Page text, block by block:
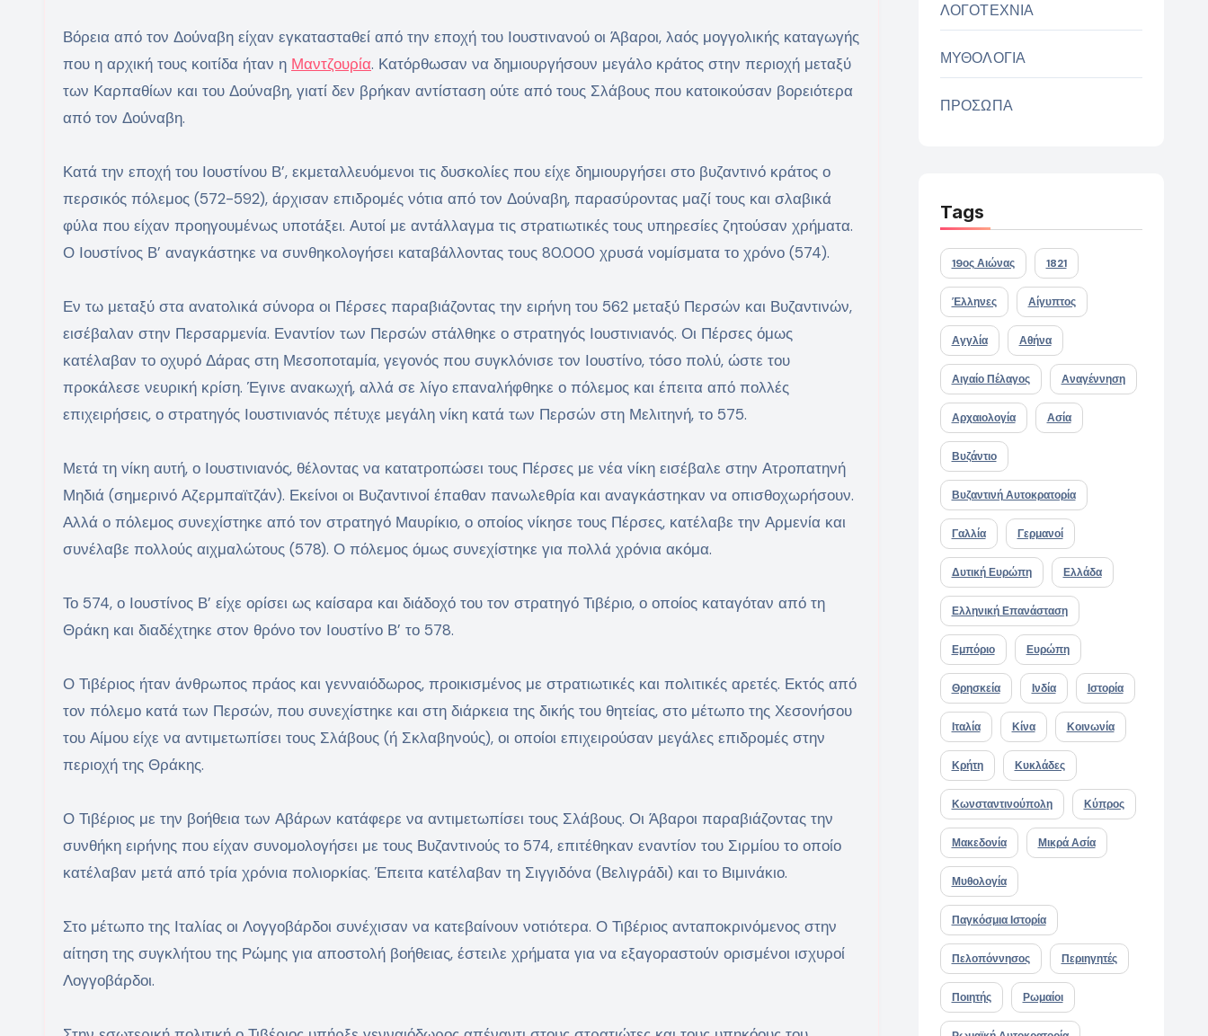
Βόρεια από τον Δούναβη είχαν εγκατασταθεί από την εποχή του Ιουστινανού οι Άβαροι, λαός μογγολικής καταγωγής
που η αρχική τους κοιτίδα ήταν η Μαντζουρία. Κατόρθωσαν να δημιουργήσουν μεγάλο κράτος στην περιοχή μεταξύ
των Καρπαθίων και του Δούναβη, γιατί δεν βρήκαν αντίσταση ούτε από τους Σλάβους που κατοικούσαν βορειότερα
από τον Δούναβη.
Κατά την εποχή του Ιουστίνου Β’, εκμεταλλευόμενοι τις δυσκολίες που είχε δημιουργήσει στο βυζαντινό κράτος ο
περσικός πόλεμος (572-592), άρχισαν επιδρομές νότια από τον Δούναβη, παρασύροντας μαζί τους και σλαβικά
φύλα που είχαν προηγουμένως υποτάξει. Αυτοί με αντάλλαγμα τις στρατιωτικές τους υπηρεσίες ζητούσαν χρήματα.
Ο Ιουστίνος Β’ αναγκάστηκε να συνθηκολογήσει καταβάλλοντας τους 80.000 χρυσά νομίσματα το χρόνο (574).
Εν τω μεταξύ στα ανατολικά σύνορα οι Πέρσες παραβιάζοντας την ειρήνη του 562 μεταξύ Περσών και Βυζαντινών,
εισέβαλαν στην Περσαρμενία. Εναντίον των Περσών στάλθηκε ο στρατηγός Ιουστινιανός. Οι Πέρσες όμως
κατέλαβαν το οχυρό Δάρας στη Μεσοποταμία, γεγονός που συγκλόνισε τον Ιουστίνο, τόσο πολύ, ώστε του
προκάλεσε νευρική κρίση. Έγινε ανακωχή, αλλά σε λίγο επαναλήφθηκε ο πόλεμος και έπειτα από πολλές
επιχειρήσεις, ο στρατηγός Ιουστινιανός πέτυχε μεγάλη νίκη κατά των Περσών στη Μελιτηνή, το 575.
Μετά τη νίκη αυτή, ο Ιουστινιανός, θέλοντας να κατατροπώσει τους Πέρσες με νέα νίκη εισέβαλε στην Ατροπατηνή
Μηδιά (σημερινό Αζερμπαϊτζάν). Εκείνοι οι Βυζαντινοί έπαθαν πανωλεθρία και αναγκάστηκαν να οπισθοχωρήσουν.
Αλλά ο πόλεμος συνεχίστηκε από τον στρατηγό Μαυρίκιο, ο οποίος νίκησε τους Πέρσες, κατέλαβε την Αρμενία και
συνέλαβε πολλούς αιχμαλώτους (578). Ο πόλεμος όμως συνεχίστηκε για πολλά χρόνια ακόμα.
Το 574, ο Ιουστίνος Β’ είχε ορίσει ως καίσαρα και διάδοχό του τον στρατηγό Τιβέριο, ο οποίος καταγόταν από τη
Θράκη και διαδέχτηκε στον θρόνο τον Ιουστίνο Β’ το 578.
Ο Τιβέριος ήταν άνθρωπος πράος και γενναιόδωρος, προικισμένος με στρατιωτικές και πολιτικές αρετές. Εκτός από
τον πόλεμο κατά των Περσών, που συνεχίστηκε και στη διάρκεια της δικής του θητείας, στο μέτωπο της Χεσονήσου
του Αίμου είχε να αντιμετωπίσει τους Σλάβους (ή Σκλαβηνούς), οι οποίοι επιχειρούσαν μεγάλες επιδρομές στην
περιοχή της Θράκης.
Ο Τιβέριος με την βοήθεια των Αβάρων κατάφερε να αντιμετωπίσει τους Σλάβους. Οι Άβαροι παραβιάζοντας την
συνθήκη ειρήνης που είχαν συνομολογήσει με τους Βυζαντινούς το 574, επιτέθηκαν εναντίον του Σιρμίου το οποίο
κατέλαβαν μετά από τρία χρόνια πολιορκίας. Έπειτα κατέλαβαν τη Σιγγιδόνα (Βελιγράδι) και το Βιμινάκιο.
Στο μέτωπο της Ιταλίας οι Λογγοβάρδοι συνέχισαν να κατεβαίνουν νοτιότερα. Ο Τιβέριος ανταποκρινόμενος στην
αίτηση της συγκλήτου της Ρώμης για αποστολή βοήθειας, έστειλε χρήματα για να εξαγοραστούν ορισμένοι ισχυροί
Λογγοβάρδοι.
ΛΟΓΟΤΕΧΝΙΑ
ΜΥΘΟΛΟΓΙΑ
ΠΡΟΣΩΠΑ
Tags
19ος Αιώνας 1821
Έλληνες Αίγυπτος
Αγγλία Αθήνα
Αιγαίο Πέλαγος Αναγέννηση
Αρχαιολογία Ασία
Βυζάντιο
Βυζαντινή Αυτοκρατορία
Γαλλία Γερμανοί
Δυτική Ευρώπη Ελλάδα
Ελληνική Επανάσταση
Εμπόριο Ευρώπη
Θρησκεία Ινδία Ιστορία
Ιταλία Κίνα Κοινωνία
Κρήτη Κυκλάδες
Κωνσταντινούπολη Κύπρος
Μακεδονία Μικρά Ασία
Μυθολογία
Παγκόσμια Ιστορία
Πελοπόννησος Περιηγητές
Ποιητής Ρωμαίοι